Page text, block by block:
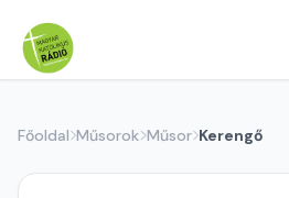
Főoldal Műsorok Műsor Kerengő